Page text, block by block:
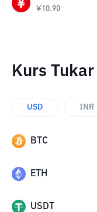
¥10.90
Kurs
USD INR
BTC
ETH
USDT